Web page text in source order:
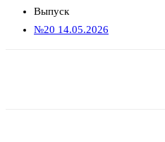
Выпуск
№20 14.05.2026